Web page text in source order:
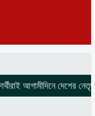
আগামীদিনে দেশের নেতৃত্ব